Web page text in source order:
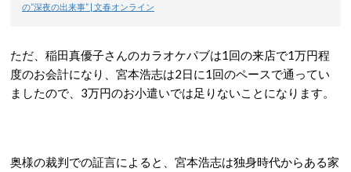
の“深夜の出来事” | 文春オンライン
ただ、稲田真優子さんのカラオケパブは1回の来店で1万円程
度のお会計になり、宮本浩志は2日に1回のペースで通ってい
ましたので、3万円のお小遣いでは足りないことになります。
奥様の裁判での証言によると、宮本浩志は独身時代からある家